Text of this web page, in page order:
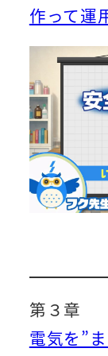
作って運
第３章
電気を”